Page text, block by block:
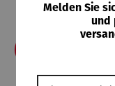
Melden Sie
und